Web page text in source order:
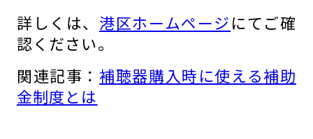
詳しくは、 港区ホームページにてご確
認ください。
関連記事：補聴器購入時に使える補助
金制度とは